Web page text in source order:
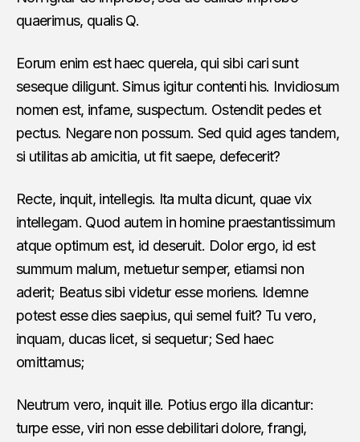
quaerimus, qualis Q.
Eorum enim est haec querela, qui sibi cari sunt
seseque diligunt. Simus igitur contenti his. Invidiosum
nomen est, infame, suspectum. Ostendit pedes et
pectus. Negare non possum. Sed quid ages tandem,
si utilitas ab amicitia, ut fit saepe, defecerit?
Recte, inquit, intellegis. Ita multa dicunt, quae vix
intellegam. Quod autem in homine praestantissimum
atque optimum est, id deseruit. Dolor ergo, id est
summum malum, metuetur semper, etiamsi non
aderit; Beatus sibi videtur esse moriens. Idemne
potest esse dies saepius, qui semel fuit? Tu vero,
inquam, ducas licet, si sequetur; Sed haec
omittamus;
Neutrum vero, inquit ille. Potius ergo illa dicantur:
turpe esse, viri non esse debilitari dolore, frangi,